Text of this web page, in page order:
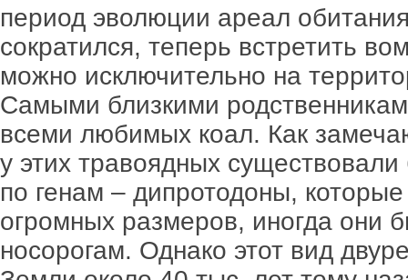
период эволюции ареал
сократился, теперь встретить
можно исключительно на
Самыми близкими
всеми любимых коал. Как
у этих травоядных
по генам – дипротодоны,
огромных размеров, иногда они
носорогам. Однако этот вид